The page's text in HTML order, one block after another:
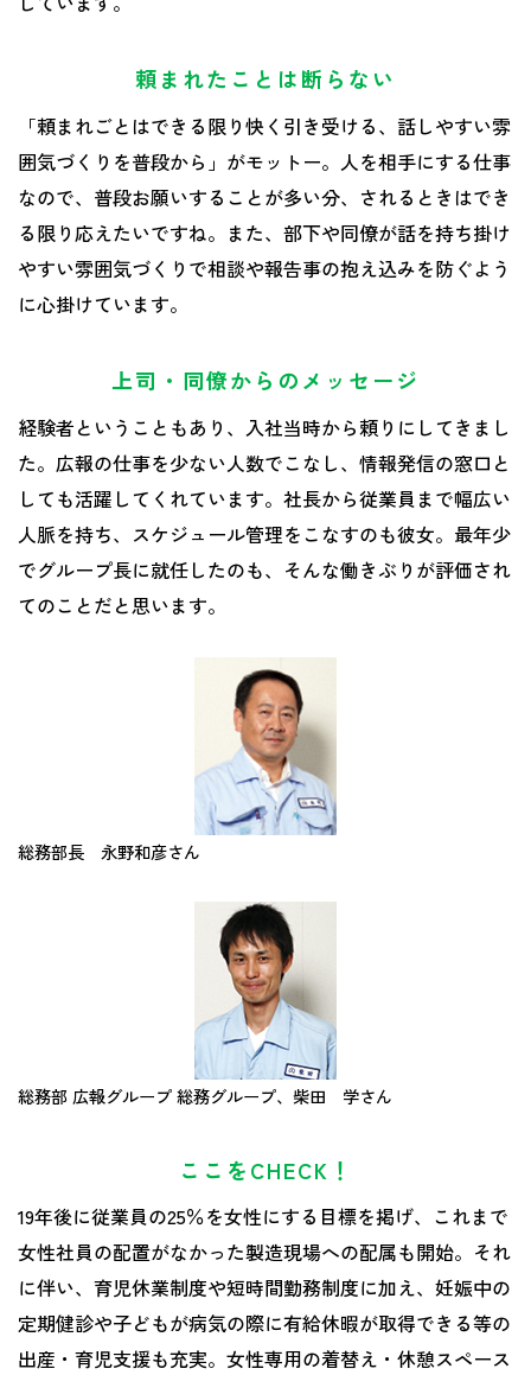
頼まれたことは断らない
「頼まれごとはできる限り快く引き受ける、話しやすい雰
囲気づくりを普段から」がモットー。人を相手にする仕事
なので、普段お願いすることが多い分、されるときはでき
る限り応えたいですね。また、部下や同僚が話を持ち掛け
やすい雰囲気づくりで相談や報告事の抱え込みを防ぐよう
に心掛けています。
上司・同僚からのメッセージ
経験者ということもあり、入社当時から頼りにしてきまし
た。広報の仕事を少ない人数でこなし、情報発信の窓口と
しても活躍してくれています。社長から従業員まで幅広い
人脈を持ち、スケジュール管理をこなすのも彼女。最年少
でグループ長に就任したのも、そんな働きぶりが評価され
てのことだと思います。
総務部長 永野和彦さん
総務部 広報グループ 総務グループ、柴田 学さん
ここをCHECK！
19年後に従業員の25％を女性にする目標を掲げ、これまで
女性社員の配置がなかった製造現場への配属も開始。それ
に伴い、育児休業制度や短時間勤務制度に加え、妊娠中の
定期健診や子どもが病気の際に有給休暇が取得できる等の
出産・育児支援も充実。女性専用の着替え・休憩スペース